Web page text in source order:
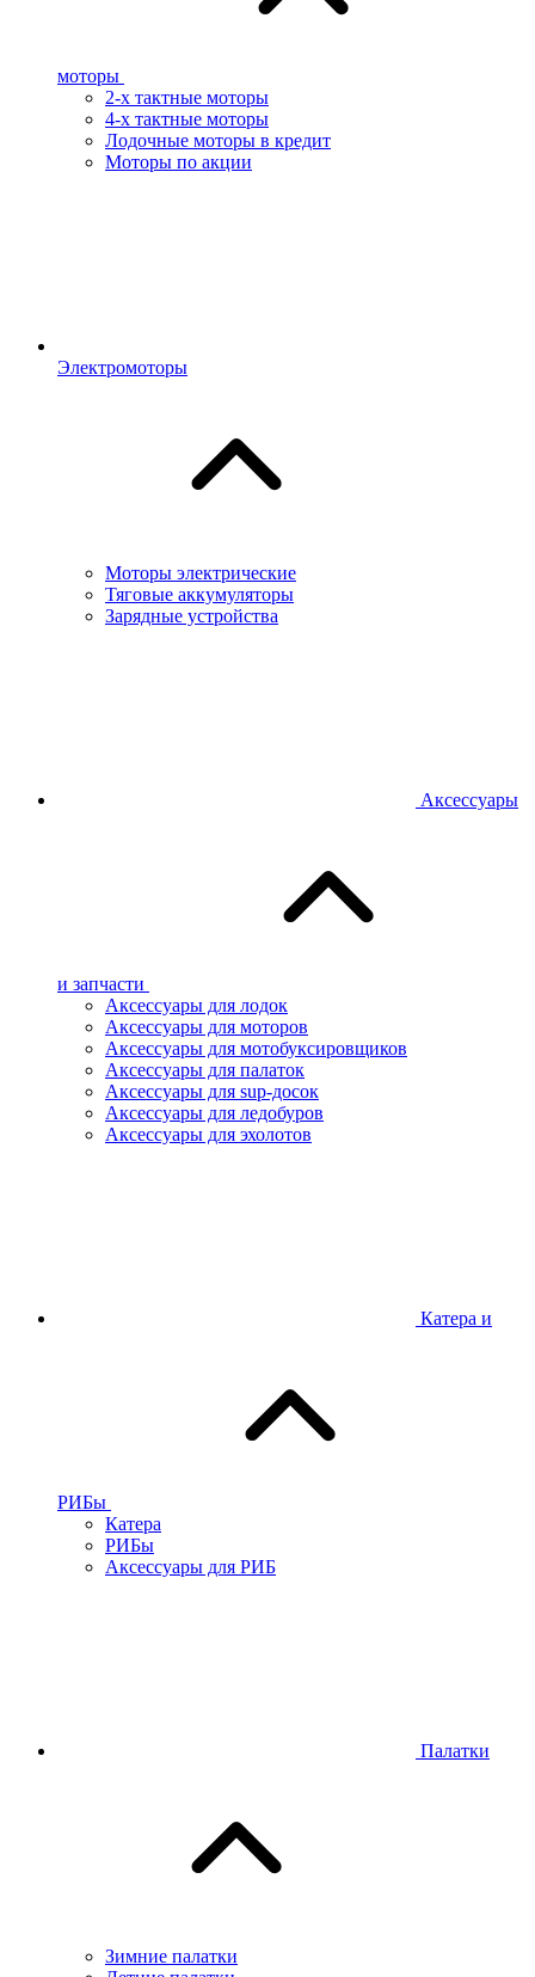
моторы
2-х тактные моторы
4-х тактные моторы
Лодочные моторы в кредит
Моторы по акции
Электромоторы
Моторы электрические
Тяговые аккумуляторы
Зарядные устройства
Аксессуары
и запчасти
Аксессуары для лодок
Аксессуары для моторов
Аксессуары для мотобуксировщиков
Аксессуары для палаток
Аксессуары для sup-досок
Аксессуары для ледобуров
Аксессуары для эхолотов
Катера и
РИБы
Катера
РИБы
Аксессуары для РИБ
Палатки
Зимние палатки